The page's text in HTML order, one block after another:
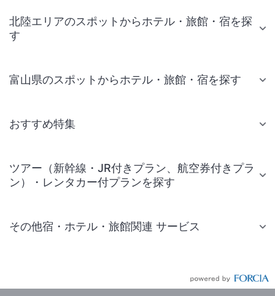
北陸エリアのスポットからホテル・旅館・宿を探
す
富山県のスポットからホテル・旅館・宿を探す
おすすめ特集
ツアー（新幹線・JR付きプラン、航空券付きプラ
ン）・レンタカー付プランを探す
その他宿・ホテル・旅館関連 サービス